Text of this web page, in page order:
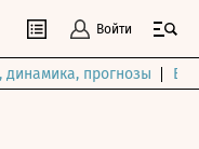
Войти
прогнозы